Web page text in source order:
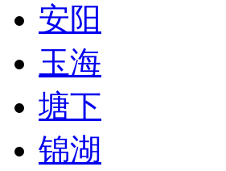
安阳
玉海
塘下
锦湖